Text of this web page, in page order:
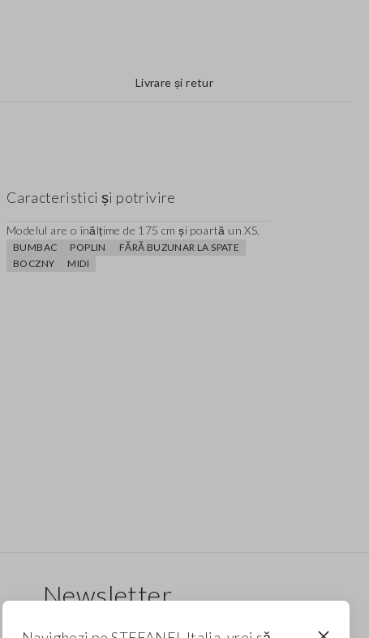
Livrare și retur
Caracteristici și potrivire
Modelul are o înălțime de 175 cm și poartă un XS.
BUMBAC POPLIN
FĂRĂ BUZUNAR LA SPATE
BOCZNY
MIDI
Newsletter